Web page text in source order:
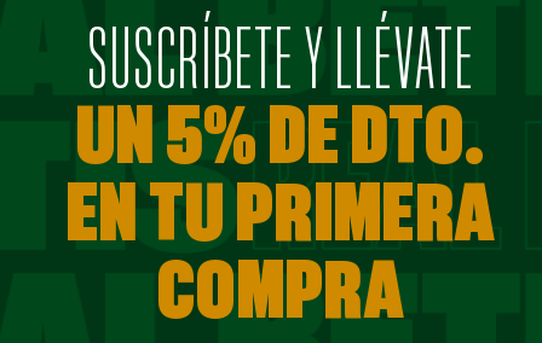
SUSCRÍBETE Y LLÉVATE
UN 5% DE DTO.
EN TU PRIMERA
COMPRA